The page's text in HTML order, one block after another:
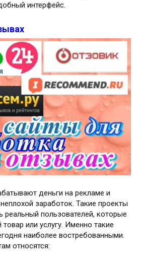
интерфейс.
деньги на рекламе и
заработок. Такие проекты
реальный пользователей, которые
или услугу. Именно такие
наиболее востребованными.
относятся: